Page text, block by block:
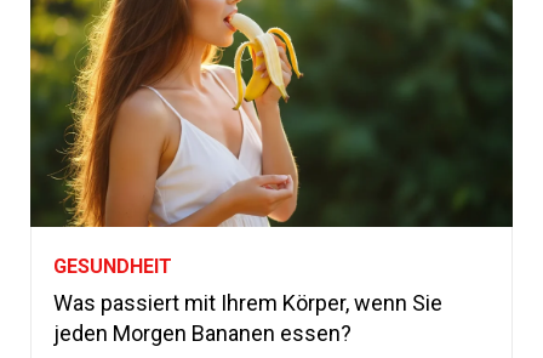
GESUNDHEIT
Was passiert mit Ihrem Körper, wenn Sie
jeden Morgen Bananen essen?